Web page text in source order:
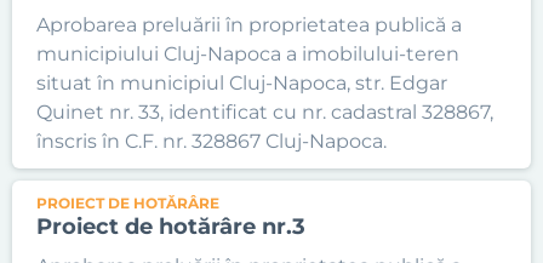
Aprobarea preluării în proprietatea publică a
municipiului Cluj-Napoca a imobilului-teren
situat în municipiul Cluj-Napoca, str. Edgar
Quinet nr. 33, identificat cu nr. cadastral 328867,
înscris în C.F. nr. 328867 Cluj-Napoca.
PROIECT DE HOTĂRÂRE
Proiect de hotărâre nr.3